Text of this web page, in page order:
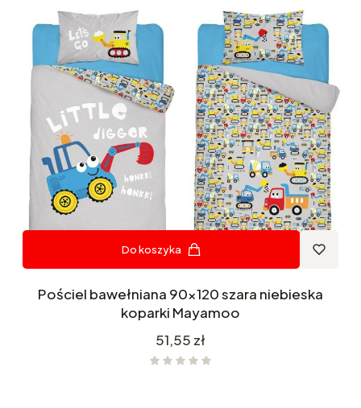
Do koszyka
Pościel bawełniana 90x120 szara niebieska
koparki Mayamoo
Cena
51,55 zł